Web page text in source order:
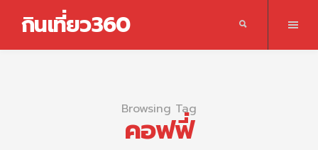
กินเที่ยว360
Browsing Tag
คอฟฟี่